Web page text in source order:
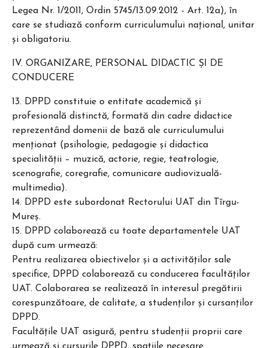
Legea Nr. 1/2011, Ordin 5745/13.09.2012 - Art. 12a), în
care se studiază conform curriculumului național, unitar
și obligatoriu.
IV. ORGANIZARE, PERSONAL DIDACTIC ŞI DE
CONDUCERE
13. DPPD constituie o entitate academică şi
profesională distinctă, formată din cadre didactice
reprezentând domenii de bază ale curriculumului
menţionat (psihologie, pedagogie şi didactica
specialităţii – muzică, actorie, regie, teatrologie,
scenografie, coregrafie, comunicare audiovizuală-
multimedia).
14. DPPD este subordonat Rectorului UAT din Tîrgu-
Mureş.
15. DPPD colaborează cu toate departamentele UAT
după cum urmează:
Pentru realizarea obiectivelor şi a activităţilor sale
specifice, DPPD colaborează cu conducerea facultăţilor
UAT. Colaborarea se realizează în interesul pregătirii
corespunzătoare, de calitate, a studenţilor şi cursanţilor
DPPD.
Facultăţile UAT asigură, pentru studenţii proprii care